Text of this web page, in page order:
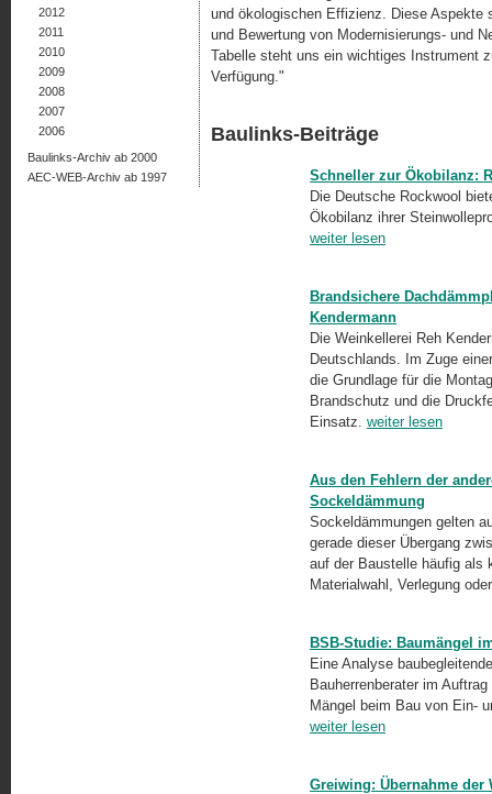
und ökologischen Effizienz. Diese Aspekte
und Bewertung von Modernisierungs- und
Tabelle steht uns ein wichtiges Instrument
Verfügung."
Baulinks-Beiträge
Schneller zur Ökobilanz:
Die Deutsche Rockwool
Ökobilanz ihrer
weiter lesen
Brandsichere
Kendermann
Die Weinkellerei Reh
Deutschlands. Im Zuge
die Grundlage für die
Brandschutz und die
Einsatz. weiter lesen
Aus den Fehlern der
Sockeldämmung
Sockeldämmungen gelten
gerade dieser Übergang
auf der Baustelle häufig als
Materialwahl, Verlegung
BSB-Studie: Baumängel
Eine Analyse
Bauherrenberater im
Mängel beim Bau von Ein-
weiter lesen
Greiwing: Übernahme
2012
2011
2010
2009
2008
2007
2006
Baulinks-Archiv ab 2000
AEC-WEB-Archiv ab 1997